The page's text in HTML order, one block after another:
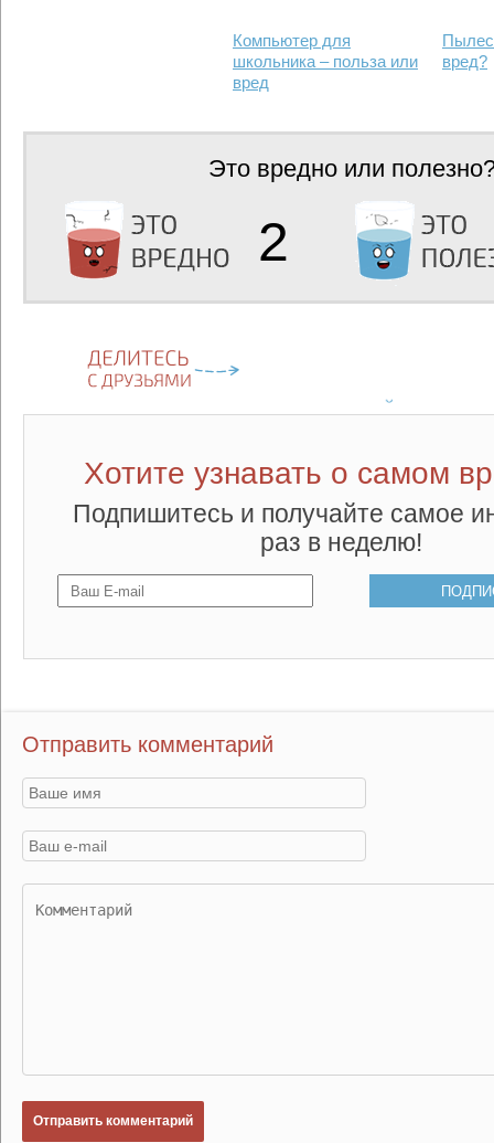
Компьютер для
школьника – польза или
вред
вред?
Это вредно или
2
Хотите узнавать о самом
Подпишитесь и получайте самое
раз в неделю!
Отправить комментарий